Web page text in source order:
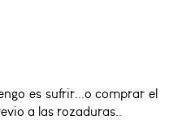
es sufrir...o comprar el
a las rozaduras..